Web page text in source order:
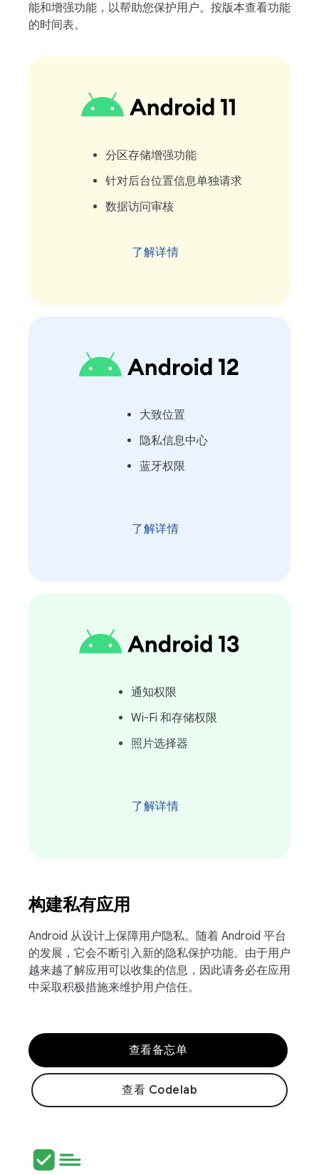
能和增强功能，以帮助您保护用户。按版本查看功能
的时间表。
分区存储增强功能
针对后台位置信息单独请求
数据访问审核
了解详情
大致位置
隐私信息中心
蓝牙权限
了解详情
通知权限
Wi-Fi 和存储权限
照片选择器
了解详情
构建私有应用
Android 从设计上保障用户隐私。随着 Android 平台
的发展，它会不断引入新的隐私保护功能。由于用户
越来越了解应用可以收集的信息，因此请务必在应用
中采取积极措施来维护用户信任。
查看备忘单
查看 Codelab